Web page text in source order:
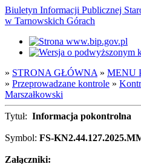
Biuletyn Informacji Publicznej
w Tarnowskich Górach
» STRONA GŁÓWNA » MENU
» Przeprowadzane kontrole »
Marszałkowski
Tytuł: Informacja pokontrolna
Symbol: FS-
Załączniki: